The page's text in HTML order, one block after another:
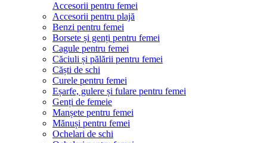
Accesorii pentru femei
Accesorii pentru plajă
Benzi pentru femei
Borsete și genți pentru femei
Cagule pentru femei
Căciuli și pălării pentru femei
Căști de schi
Curele pentru femei
Eșarfe, gulere și fulare pentru femei
Genți de femeie
Manșete pentru femei
Mănuși pentru femei
Ochelari de schi